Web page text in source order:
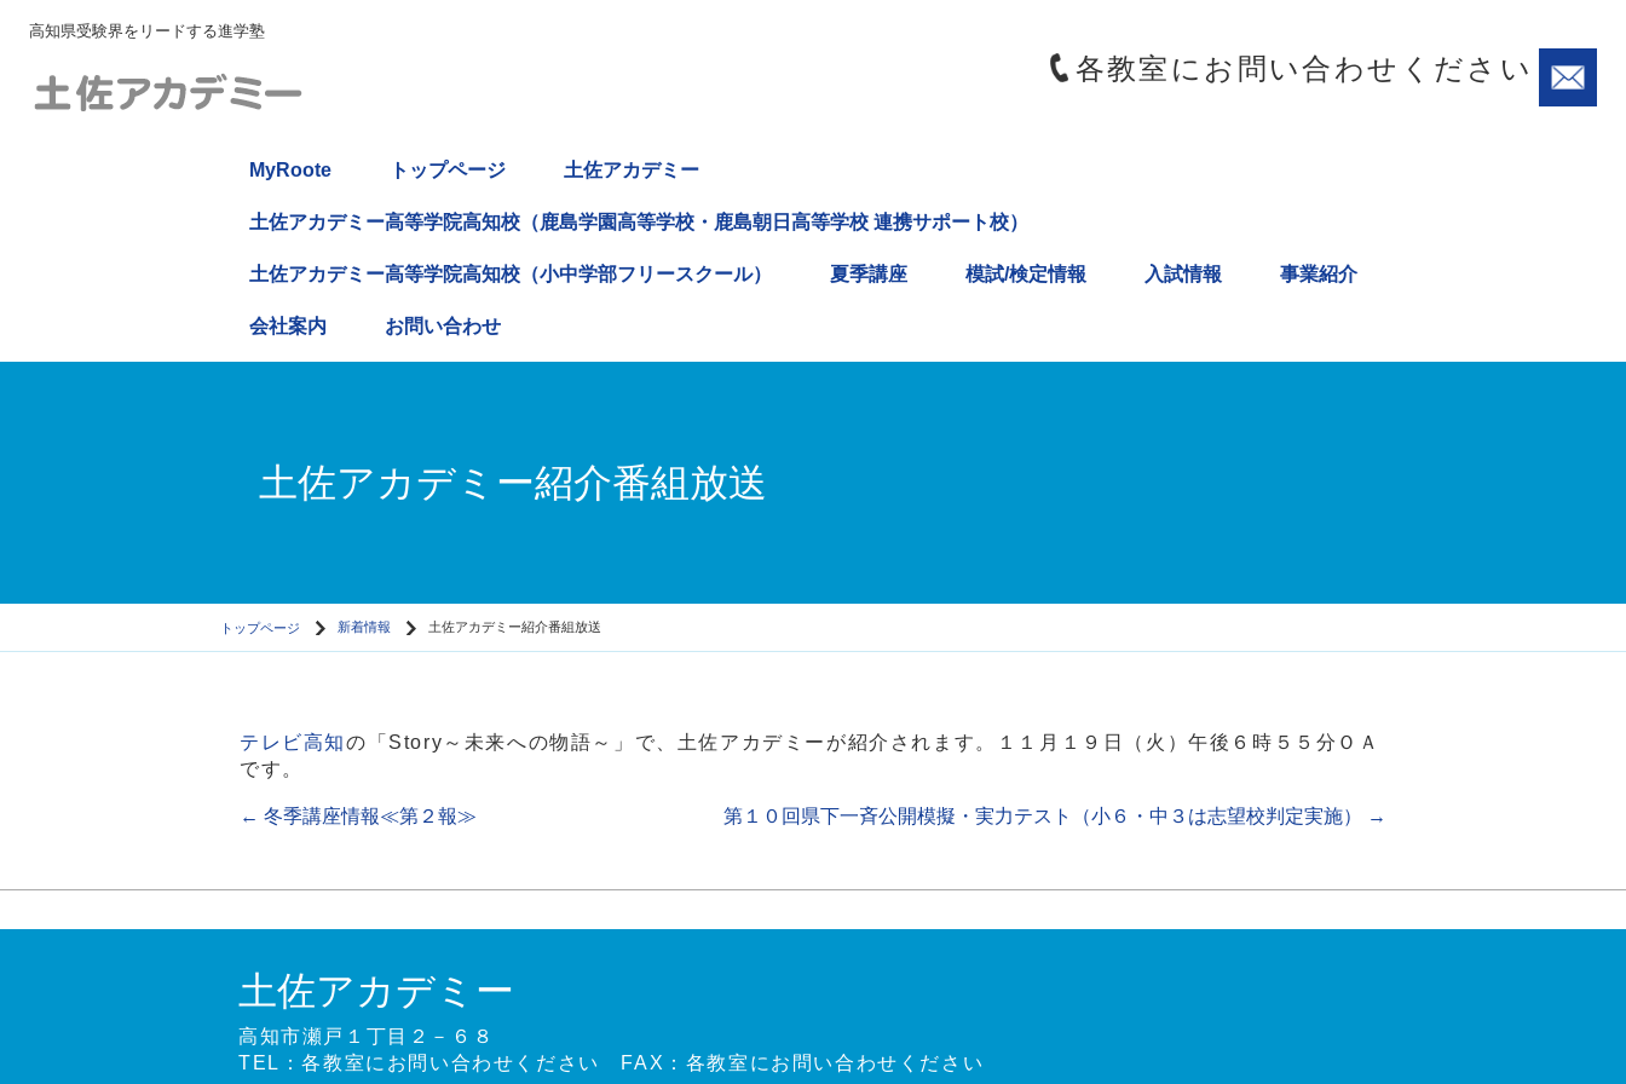
高知県受験界をリードする進学塾
各教室にお問い合わせください
MyRoote トップページ 土佐アカデミー
土佐アカデミー高等学院高知校（鹿島学園高等学校・鹿島朝日高等学校 連携サポート校）
土佐アカデミー高等学院高知校（小中学部フリースクール） 夏季講座 模試/検定情報 入試情報 事業紹介
会社案内 お問い合わせ
土佐アカデミー紹介番組放送
トップページ 新着情報 土佐アカデミー紹介番組放送
テレビ高知の「Story～未来への物語～」で、土佐アカデミーが紹介されます。１１月１９日（火）午後６時５５分ＯＡ
です。
← 冬季講座情報≪第２報≫ 第１０回県下一斉公開模擬・実力テスト（小６・中３は志望校判定実施） →
土佐アカデミー
高知市瀬戸１丁目２－６８
TEL：各教室にお問い合わせください FAX：各教室にお問い合わせください